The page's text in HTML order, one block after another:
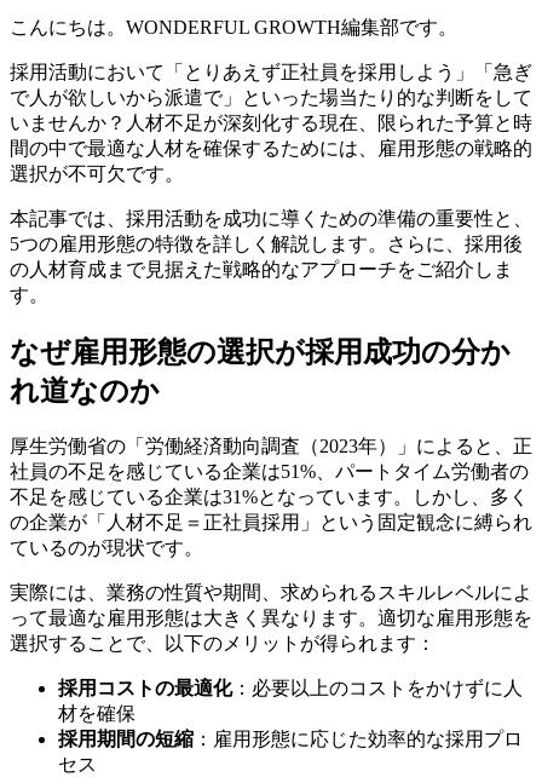
こんにちは。WONDERFUL GROWTH編集部です。
採用活動において「とりあえず正社員を採用しよう」「急ぎ
で人が欲しいから派遣で」といった場当たり的な判断をして
いませんか？人材不足が深刻化する現在、限られた予算と時
間の中で最適な人材を確保するためには、雇用形態の戦略的
選択が不可欠です。
本記事では、採用活動を成功に導くための準備の重要性と、
5つの雇用形態の特徴を詳しく解説します。さらに、採用後
の人材育成まで見据えた戦略的なアプローチをご紹介しま
す。
なぜ雇用形態の選択が採用成功の分か
れ道なのか
厚生労働省の「労働経済動向調査（2023年）」によると、正
社員の不足を感じている企業は51%、パートタイム労働者の
不足を感じている企業は31%となっています。しかし、多く
の企業が「人材不足＝正社員採用」という固定観念に縛られ
ているのが現状です。
実際には、業務の性質や期間、求められるスキルレベルによ
って最適な雇用形態は大きく異なります。適切な雇用形態を
選択することで、以下のメリットが得られます：
採用コストの最適化：必要以上のコストをかけずに人
材を確保
採用期間の短縮 ：雇用形態に応じた効率的な採用プロ
セス